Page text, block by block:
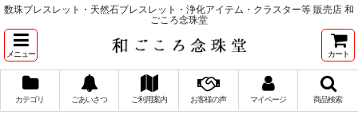
数珠ブレスレット・天然石ブレスレット・浄化アイテム・クラスター等 販売店 和
ごころ念珠堂
メニュー カート
カテゴリ ごあいさつ ご利用案内 お客様の声 マイページ 商品検索